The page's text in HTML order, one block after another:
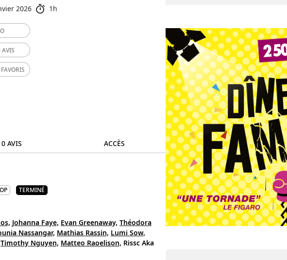
2026
1h
AVIS
FAVORIS
0 AVIS ACCÈS
TERMINÉ
Johanna Faye, Evan Greenaway, Théodora
Nassangar, Mathias Rassin, Lumi Sow,
Timothy Nguyen, Matteo Raoelison, Rissc Aka